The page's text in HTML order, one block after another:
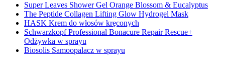
Super Leaves Shower Gel Orange Blossom & Eucalyptus
The Peptide Collagen Lifting Glow Hydrogel Mask
HASK Krem do włosów kręconych
Schwarzkopf Professional Bonacure Repair Rescue+
Odżywka w sprayu
Biosolis Samoopalacz w sprayu